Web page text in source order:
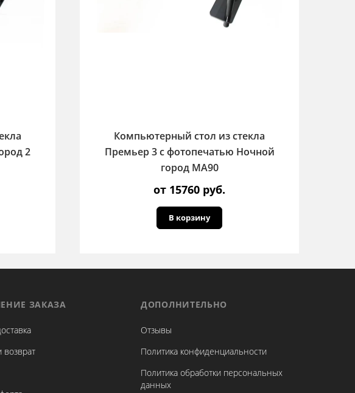
2
Компьютерный стол из стекла
Премьер 3 с фотопечатью Ночной
город МА90
от 15760 руб.
В корзину
ЗАКАЗА
возврат
ДОПОЛНИТЕЛЬНО
Отзывы
Политика конфиденциальности
Политика обработки персональных
данных